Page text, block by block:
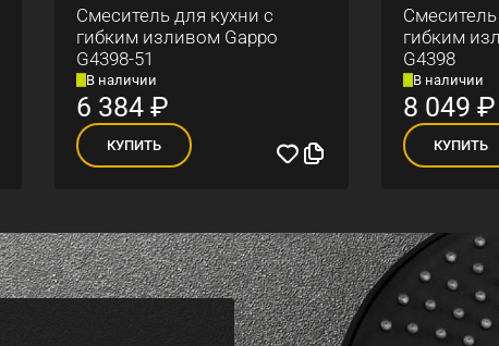
Смеситель для кухни с
гибким изливом Gappo
G4398-51
В наличии
6 384₽
КУПИТЬ
гибким
G4398
В наличии
8 049 ₽
КУПИТЬ